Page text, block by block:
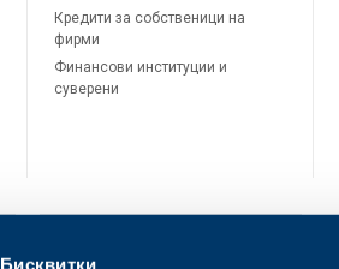
Бисквитки
Кредити за собственици на
фирми
Финансови институции и
суверени